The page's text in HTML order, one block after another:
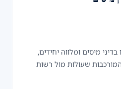
מיסים ומלווה יחידים,
שעולות מול רשות